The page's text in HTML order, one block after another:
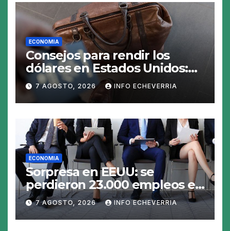
ECONOMIA
Consejos para rendir los
dólares en Estados Unidos:
claves para no gastar de más
en el viaje
7 AGOSTO, 2026 INFO ECHEVERRIA
ECONOMIA
Sorpresa en EEUU: se
perdieron 23.000 empleos en
julio y el mercado recalcula
las perspectivas para las
tasas
7 AGOSTO, 2026 INFO ECHEVERRIA